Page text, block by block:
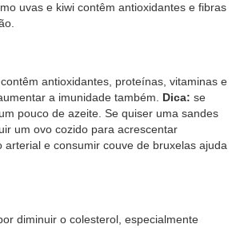
uvas e kiwi contêm antioxidantes e fibras
antioxidantes, proteínas, vitaminas e
a imunidade também. Dica: se
pouco de azeite. Se quiser uma sandes
um ovo cozido para acrescentar
e consumir couve de bruxelas ajuda
diminuir o colesterol, especialmente